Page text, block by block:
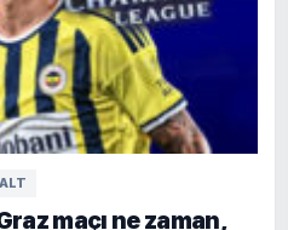
maçı ne zaman,